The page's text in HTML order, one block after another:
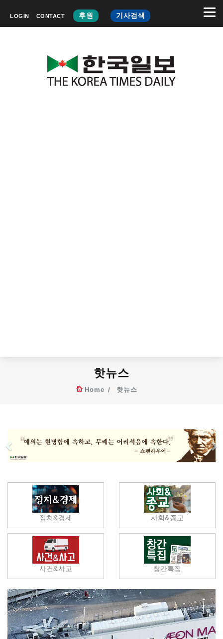
LOGIN CONTACT 후원 기사검색
핫뉴스
Home 핫뉴스
Previous
정치&경제 사회&종교
사건&사고 창간특집